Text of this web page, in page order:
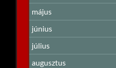
május
június
július
augusztus